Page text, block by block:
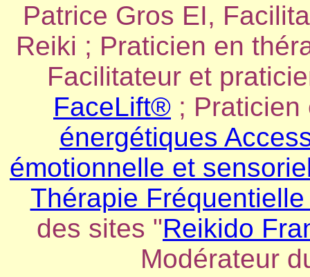
Patrice Gros EI,
Reiki ; Praticien en
Facilitateur et
FaceLift® ;
énergétiques
émotionnelle et
Thérapie
des sites "Reikido
Modérateur